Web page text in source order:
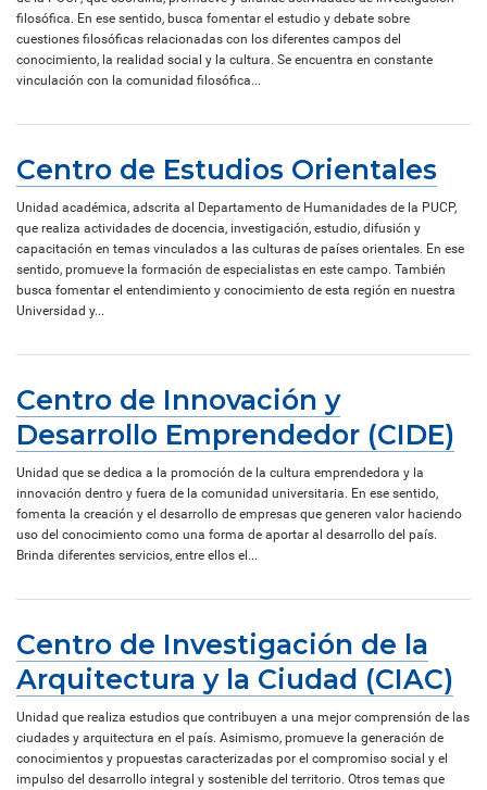
filosófica. En ese sentido, busca fomentar el estudio y debate sobre
cuestiones filosóficas relacionadas con los diferentes campos del
conocimiento, la realidad social y la cultura. Se encuentra en constante
vinculación con la comunidad filosófica...
Centro de Estudios Orientales
Unidad académica, adscrita al Departamento de Humanidades de la PUCP,
que realiza actividades de docencia, investigación, estudio, difusión y
capacitación en temas vinculados a las culturas de países orientales. En ese
sentido, promueve la formación de especialistas en este campo. También
busca fomentar el entendimiento y conocimiento de esta región en nuestra
Universidad y...
Centro de Innovación y
Desarrollo Emprendedor (CIDE)
Unidad que se dedica a la promoción de la cultura emprendedora y la
innovación dentro y fuera de la comunidad universitaria. En ese sentido,
fomenta la creación y el desarrollo de empresas que generen valor haciendo
uso del conocimiento como una forma de aportar al desarrollo del país.
Brinda diferentes servicios, entre ellos el...
Centro de Investigación de la
Arquitectura y la Ciudad (CIAC)
Unidad que realiza estudios que contribuyen a una mejor comprensión de las
ciudades y arquitectura en el país. Asimismo, promueve la generación de
conocimientos y propuestas caracterizadas por el compromiso social y el
impulso del desarrollo integral y sostenible del territorio. Otros temas que